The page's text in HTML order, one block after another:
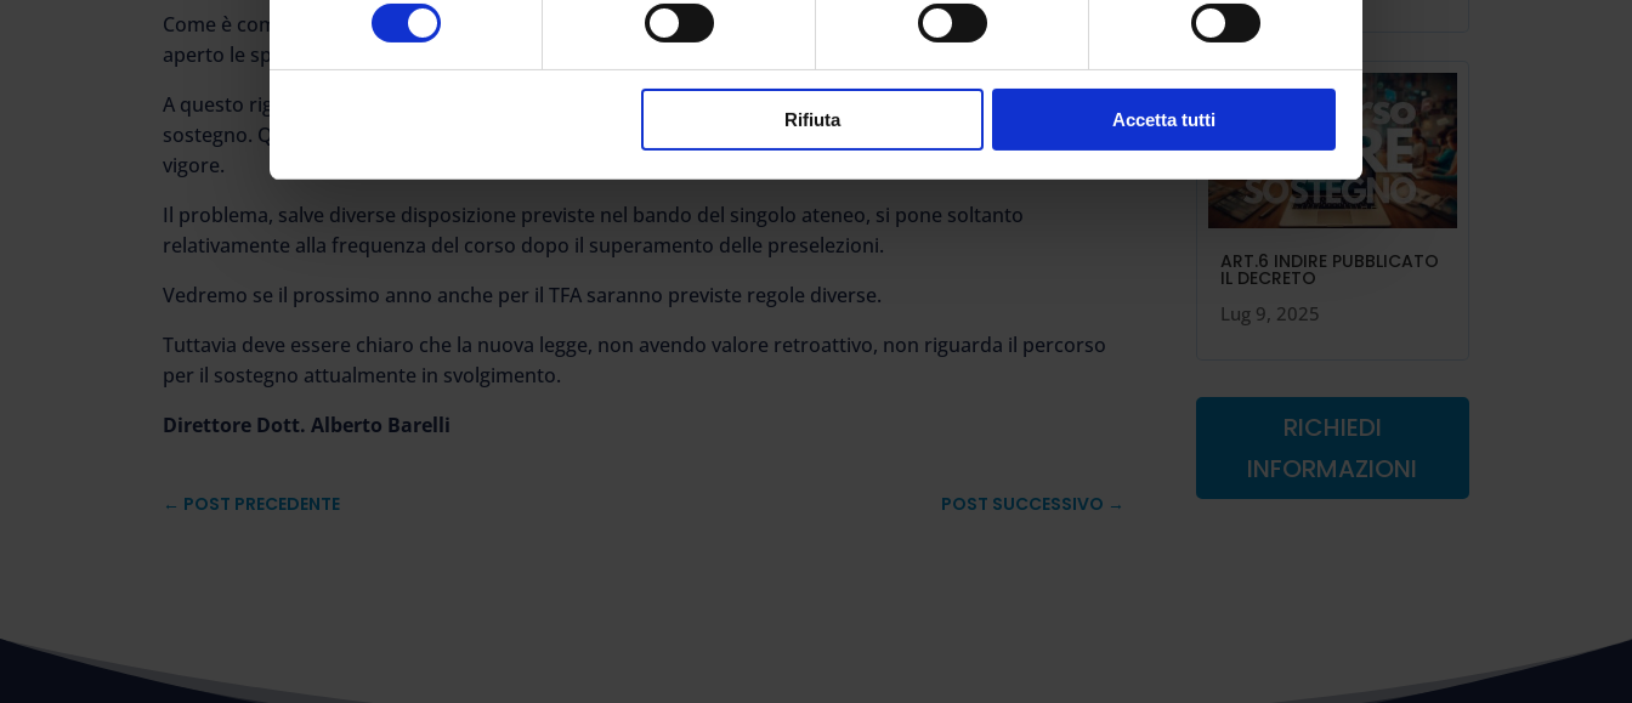
Rifiuta Accetta tutti
Come è comprensibile, l’entrata in vigore della legge che consente l’iscrizione a due corsi di laurea ha
aperto le speranze anche da parte di chi è interessato al TFA.
A questo riguarda va sottolineato che le nuove disposizioni non riguardano espressamente il corso per il
sostegno. Quindi, a meno che non venga promulgato un decreto specifico, l’incompatibilità resta in
vigore.
Il problema, salve diverse disposizione previste nel bando del singolo ateneo, si pone soltanto
relativamente alla frequenza del corso dopo il superamento delle preselezioni.
Vedremo se il prossimo anno anche per il TFA saranno previste regole diverse.
Tuttavia deve essere chiaro che la nuova legge, non avendo valore retroattivo, non riguarda il percorso
per il sostegno attualmente in svolgimento.
Direttore Dott. Alberto Barelli
← POST PRECEDENTE POST SUCCESSIVO →
ART.6 INDIRE PUBBLICATO
IL DECRETO
Lug 9, 2025
RICHIEDI
INFORMAZIONI